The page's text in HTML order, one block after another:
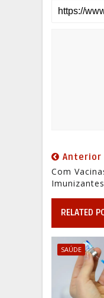
Anterior
Com
RELATED
SAÚDE